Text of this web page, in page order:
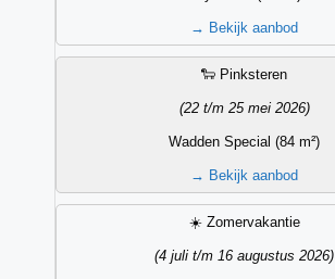
→ Bekijk aanbod
🐑 Pinksteren
(22 t/m 25 mei 2026)
Wadden Special (84 m²)
→ Bekijk aanbod
☀️ Zomervakantie
(4 juli t/m 16 augustus 2026)